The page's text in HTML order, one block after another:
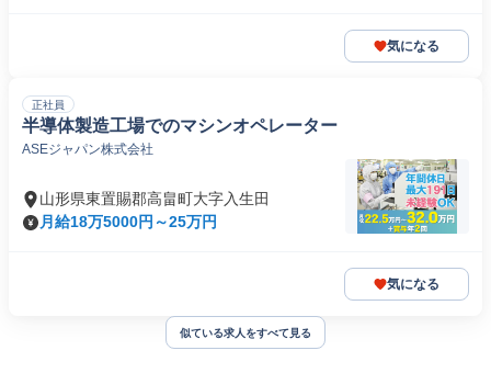
気になる
正社員
半導体製造工場でのマシンオペレーター
ASEジャパン株式会社
山形県東置賜郡高畠町大字入生田
月給18万5000円～25万円
気になる
似ている求人をすべて見る